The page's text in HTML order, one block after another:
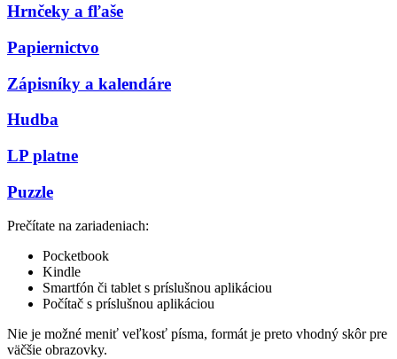
Hrnčeky a fľaše
Papiernictvo
Zápisníky a kalendáre
Hudba
LP platne
Puzzle
Prečítate na zariadeniach:
Pocketbook
Kindle
Smartfón či tablet s príslušnou aplikáciou
Počítač s príslušnou aplikáciou
Nie je možné meniť veľkosť písma, formát je preto vhodný skôr pre
väčšie obrazovky.